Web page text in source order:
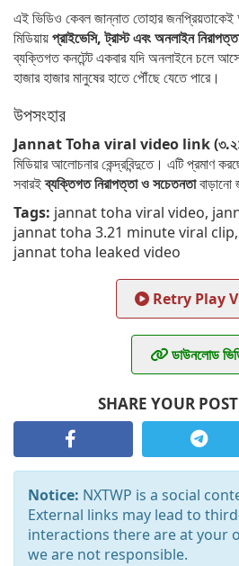
এই ভিডিও কেবল জান্নাত তোহার
মিডিয়ায়প্রাইভেসি, ট্রাস্ট এবং অনলাইন
ব্যক্তিগত কনটেন্ট একবার যদি অনলাইনে চলে
হাজার হাজার মানুষের হাতে পৌঁছে যেতে পারে।
উপসংহার
Jannat Toha viral video link (৩.২১
মিডিয়ার আলোচনার কেন্দ্রবিন্দুতে। এটি প্রমাণ
সবারইব্যক্তিগত নিরাপত্তা ও সচেতনতাবাড়ানো
Tags: jannat toha viral video,
jannat toha 3.21 minute viral clip,
jannat toha leaked video
Retry Play
ডাউনলোড
SHARE YOUR
Notice: NXTWP is a social
External links may lead to
interactions there are at your
we are not responsible.